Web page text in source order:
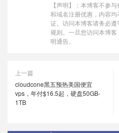
【声明】：本博客不参
和域名注册优惠，内容
证。访问本博客请务必
规则。一旦您访问本博
明通告。
上一篇
cloudcone黑五预热美国便宜
vps，年付$16.5起，硬盘50GB-
1TB